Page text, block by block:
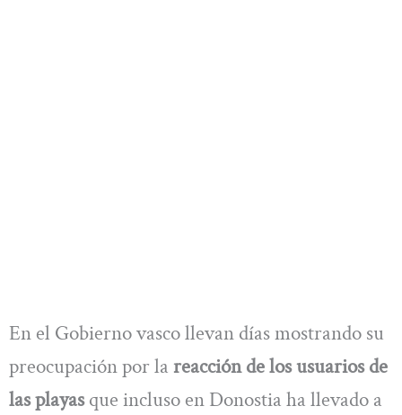
En el Gobierno vasco llevan días mostrando su
preocupación por la reacción de los usuarios de
las playasque incluso en Donostia ha llevado a